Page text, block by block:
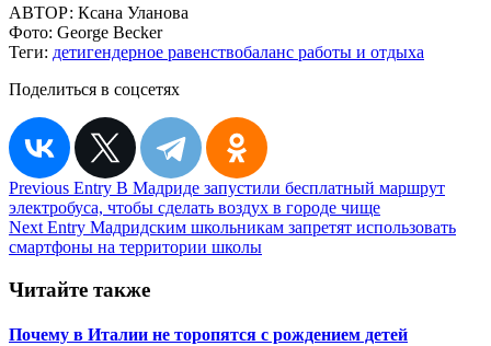
АВТОР: Ксана Уланова
Фото: George Becker
Теги: детигендерное равенствобаланс работы и отдыха
Поделиться в соцсетях
Навигация
по
записям
Previous Entry В Мадриде запустили бесплатный маршрут
электробуса, чтобы сделать воздух в городе чище
Next Entry Мадридским школьникам запретят использовать
смартфоны на территории школы
Читайте также
Почему в Италии не торопятся с рождением детей